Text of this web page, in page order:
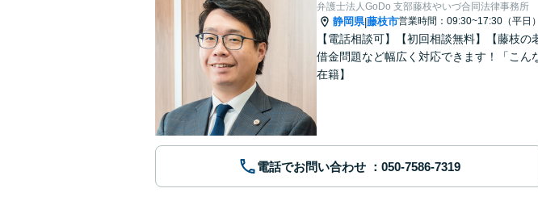
弁護士法人GoDo 支部藤枝やいづ合同法律事務所
静岡県|藤枝市営業時間：09:30~17:30（平日）
【電話相談可】【初回相談無料】【藤枝
借金問題など幅広く対応できます！「こん
在籍】
電話でお問い合わせ